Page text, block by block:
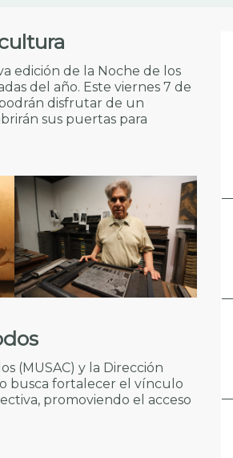
edición de la Noche de los
del año. Este viernes 7 de
disfrutar de un
sus puertas para
(MUSAC) y la Dirección
busca fortalecer el vínculo
promoviendo el acceso